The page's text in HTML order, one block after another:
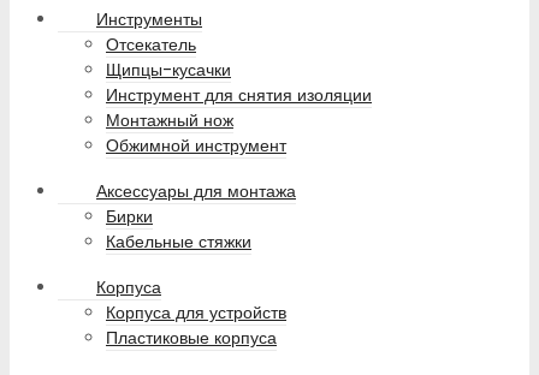
Инструменты
Отсекатель
Щипцы-кусачки
Инструмент для снятия изоляции
Монтажный нож
Обжимной инструмент
Аксессуары для монтажа
Бирки
Кабельные стяжки
Корпуса
Корпуса для устройств
Пластиковые корпуса